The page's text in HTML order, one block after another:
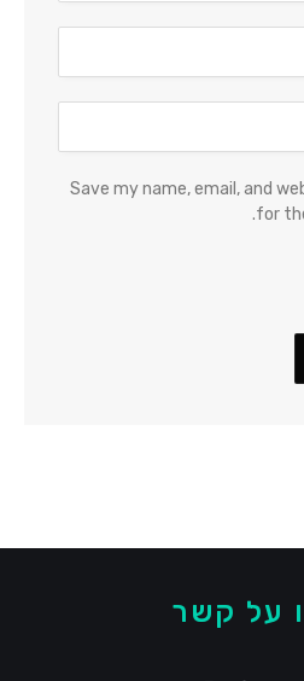
Save my name, email, and
for
על קשר